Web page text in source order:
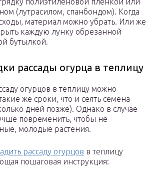
(лутрасилом, спанбондом). Когда
материал можно убрать. Или же
каждую лунку обрезанной
бутылкой.
рассады огурца в теплицу
огурцов в теплицу можно
же сроки, что и сеять семена
дней позже). Однако в случае
повременить, чтобы не
молодые растения.
рассаду огурцов в теплицу
пошаговая инструкция: